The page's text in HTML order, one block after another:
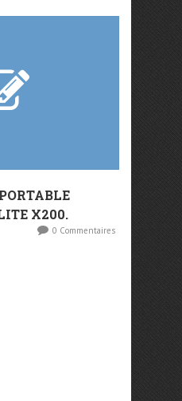
X200.
0 Commentaires